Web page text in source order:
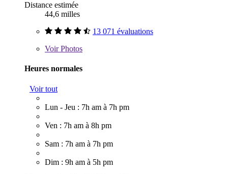
Distance estimée
44,6 milles
13 071 évaluations
VoirPhotos
Heures normales
Voir tout
Lun - Jeu : 7h am à 7h pm
Ven : 7h am à 8h pm
Sam : 7h am à 7h pm
Dim : 9h am à 5h pm